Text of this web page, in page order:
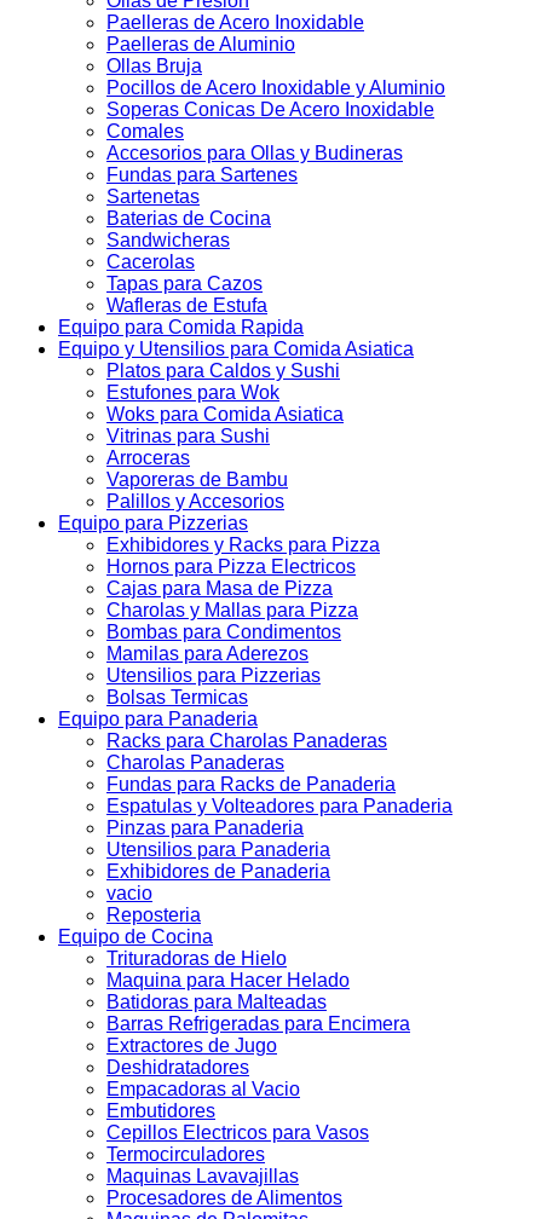
Paelleras de Acero Inoxidable
Paelleras de Aluminio
Ollas Bruja
Pocillos de Acero Inoxidable y Aluminio
Soperas Conicas De Acero Inoxidable
Comales
Accesorios para Ollas y Budineras
Fundas para Sartenes
Sartenetas
Baterias de Cocina
Sandwicheras
Cacerolas
Tapas para Cazos
Wafleras de Estufa
Equipo para Comida Rapida
Equipo y Utensilios para Comida Asiatica
Platos para Caldos y Sushi
Estufones para Wok
Woks para Comida Asiatica
Vitrinas para Sushi
Arroceras
Vaporeras de Bambu
Palillos y Accesorios
Equipo para Pizzerias
Exhibidores y Racks para Pizza
Hornos para Pizza Electricos
Cajas para Masa de Pizza
Charolas y Mallas para Pizza
Bombas para Condimentos
Mamilas para Aderezos
Utensilios para Pizzerias
Bolsas Termicas
Equipo para Panaderia
Racks para Charolas Panaderas
Charolas Panaderas
Fundas para Racks de Panaderia
Espatulas y Volteadores para Panaderia
Pinzas para Panaderia
Utensilios para Panaderia
Exhibidores de Panaderia
vacio
Reposteria
Equipo de Cocina
Trituradoras de Hielo
Maquina para Hacer Helado
Batidoras para Malteadas
Barras Refrigeradas para Encimera
Extractores de Jugo
Deshidratadores
Empacadoras al Vacio
Embutidores
Cepillos Electricos para Vasos
Termocirculadores
Maquinas Lavavajillas
Procesadores de Alimentos